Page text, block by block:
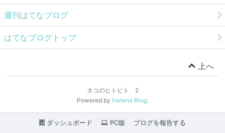
週刊はてなブログ
はてなブログトップ
上へ
ネコのヒトビト 2
Powered by Hatena Blog.
ダッシュボード PC版 ブログを報告する